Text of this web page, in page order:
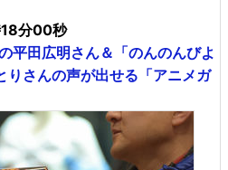
分00秒
平田広明さん＆「のんのんびよ
りさんの声が出せる「アニメガ